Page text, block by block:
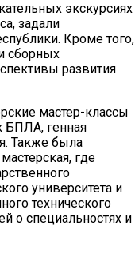
экскурсиях
задали
Кроме того,
сборных
развития
мастер-классы
БПЛА, генная
Также была
где
университета и
технического
о специальностях и